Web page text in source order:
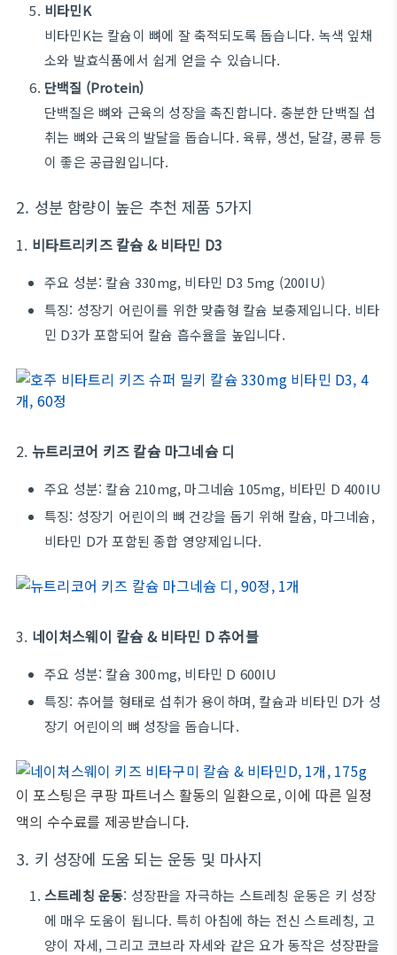
비타민K
비타민K는 칼슘이 뼈에 잘 축적되도록 돕습니다. 녹색 잎채
소와 발효식품에서 쉽게 얻을 수 있습니다.
단백질 (Protein)
단백질은 뼈와 근육의 성장을 촉진합니다. 충분한 단백질 섭
취는 뼈와 근육의 발달을 돕습니다. 육류, 생선, 달걀, 콩류 등
이 좋은 공급원입니다.
2. 성분 함량이 높은 추천 제품 5가지
1. 비타트리키즈 칼슘 & 비타민 D3
주요 성분: 칼슘 330mg, 비타민 D3 5mg (200IU)
특징: 성장기 어린이를 위한 맞춤형 칼슘 보충제입니다. 비타
민 D3가 포함되어 칼슘 흡수율을 높입니다.
2. 뉴트리코어 키즈 칼슘 마그네슘 디
주요 성분: 칼슘 210mg, 마그네슘 105mg, 비타민 D 400IU
특징: 성장기 어린이의 뼈 건강을 돕기 위해 칼슘, 마그네슘,
비타민 D가 포함된 종합 영양제입니다.
3. 네이처스웨이 칼슘 & 비타민 D 츄어블
주요 성분: 칼슘 300mg, 비타민 D 600IU
특징: 츄어블 형태로 섭취가 용이하며, 칼슘과 비타민 D가 성
장기 어린이의 뼈 성장을 돕습니다.
이 포스팅은 쿠팡 파트너스 활동의 일환으로, 이에 따른 일정
액의 수수료를 제공받습니다.
3. 키 성장에 도움 되는 운동 및 마사지
스트레칭 운동: 성장판을 자극하는 스트레칭 운동은 키 성장
에 매우 도움이 됩니다. 특히 아침에 하는 전신 스트레칭, 고
양이 자세, 그리고 코브라 자세와 같은 요가 동작은 성장판을